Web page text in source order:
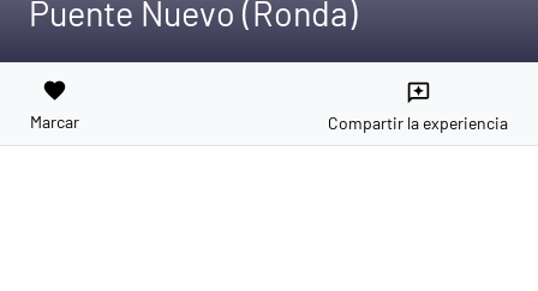
Puente Nuevo (Ronda)
favorite
Marcar
reviews
Compartir la experiencia